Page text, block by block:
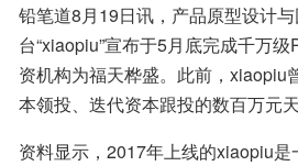
铅笔道8月19日讯，产品原型设计
台“xiaopiu”宣布于5月底完成千万
资机构为福天桦盛。此前，xiaopiu
本领投、迭代资本跟投的数百万元天
资料显示，2017年上线的xiaopiu